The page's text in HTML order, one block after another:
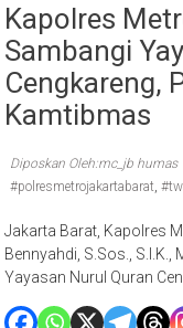
Kapolres
Sambangi
Cengkareng,
Kamtibmas
Diposkan Oleh:mc_jb humas
#polresmetrojakartabarat ,
Jakarta Barat, Kapolres
Bennyahdi, S.Sos.,
Yayasan Nurul Quran